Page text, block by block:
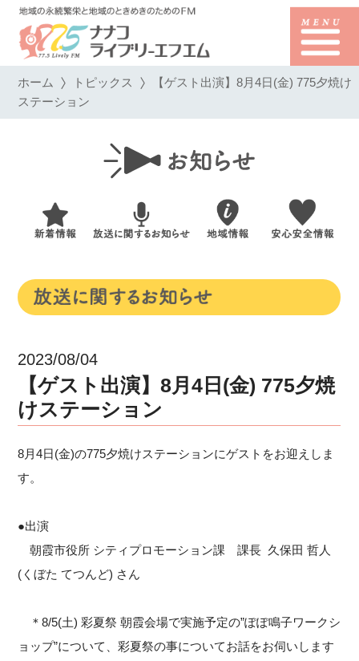
ホーム トピックス 【ゲスト出演】8月4日(金) 775夕焼け
ステーション
2023/08/04
【ゲスト出演】8月4日(金) 775夕焼
けステーション
8月4日(金)の775夕焼けステーションにゲストをお迎えしま
す。
●出演
朝霞市役所 シティプロモーション課 課長 久保田 哲人
(くぼた てつんど) さん
＊8/5(土) 彩夏祭 朝霞会場で実施予定の”ぽぽ鳴子ワークシ
ョップ”について、彩夏祭の事についてお話をお伺いします